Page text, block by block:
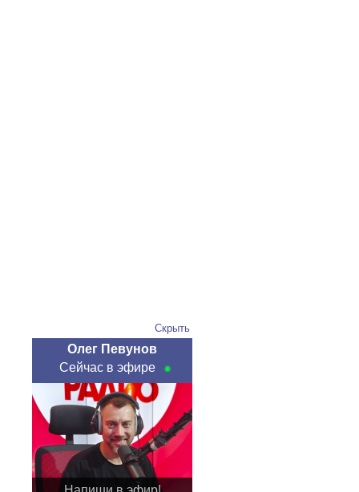
Скрыть
Олег Певунов
Сейчас в эфире